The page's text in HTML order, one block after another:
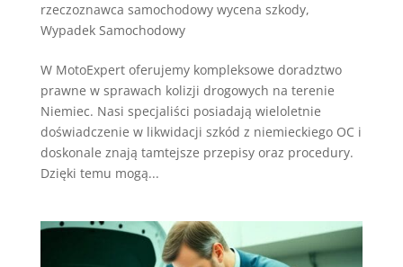
rzeczoznawca samochodowy wycena szkody,
Wypadek Samochodowy
W MotoExpert oferujemy kompleksowe doradztwo
prawne w sprawach kolizji drogowych na terenie
Niemiec. Nasi specjaliści posiadają wieloletnie
doświadczenie w likwidacji szkód z niemieckiego OC i
doskonale znają tamtejsze przepisy oraz procedury.
Dzięki temu mogą...